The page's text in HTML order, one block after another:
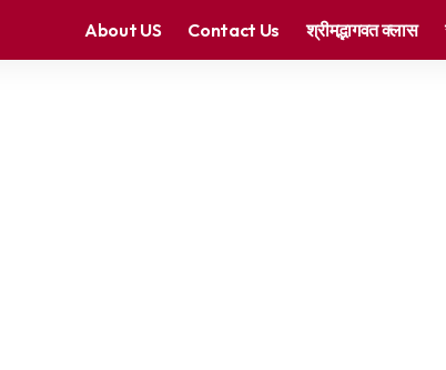
About US Contact Us श्रीमद्भागवत क्लास